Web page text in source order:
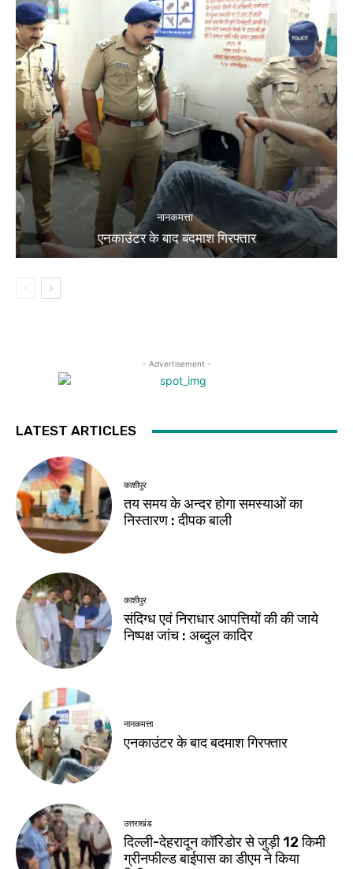
नानकमत्ता
एनकाउंटर के बाद बदमाश गिरफ्तार
- Advertisement -
LATEST ARTICLES
काशीपुर
तय समय के अन्दर होगा समस्याओं का
निस्तारण : दीपक बाली
काशीपुर
संदिग्ध एवं निराधार आपत्तियों की की जाये
निष्पक्ष जांच : अब्दुल कादिर
नानकमत्ता
एनकाउंटर के बाद बदमाश गिरफ्तार
उत्तराखंड
दिल्ली-देहरादून कॉरिडोर से जुड़ी 12 किमी
ग्रीनफील्ड बाईपास का डीएम ने किया